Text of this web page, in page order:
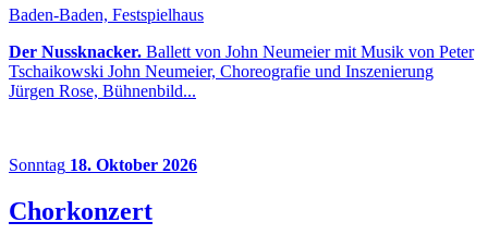
Baden-Baden, Festspielhaus
Der Nussknacker. Ballett von John Neumeier mit Musik von Peter
Tschaikowski John Neumeier, Choreografie und Inszenierung
Jürgen Rose, Bühnenbild...
Sonntag 18. Oktober 2026
Chorkonzert